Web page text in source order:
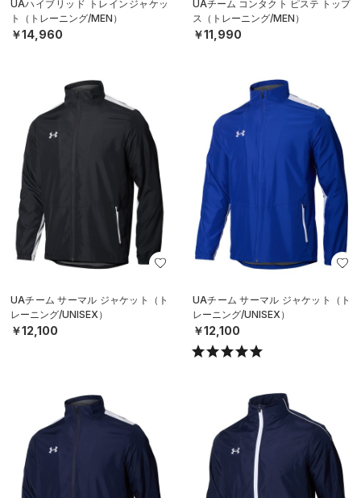
UAハイブリッド トレインジャケッ
ト（トレーニング/MEN）
￥14,960
UAチーム コンタクト ピステ トップ
ス（トレーニング/MEN）
￥11,990
UAチーム サーマル ジャケット（ト
レーニング/UNISEX）
￥12,100
UAチーム サーマル ジャケット（ト
レーニング/UNISEX）
￥12,100